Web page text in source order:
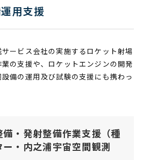
用支援
ービス会社の実施するロケット射場
の支援や、ロケットエンジンの開発
備の運用及び試験の支援にも携わっ
・発射整備作業支援（種
・内之浦宇宙空間観測